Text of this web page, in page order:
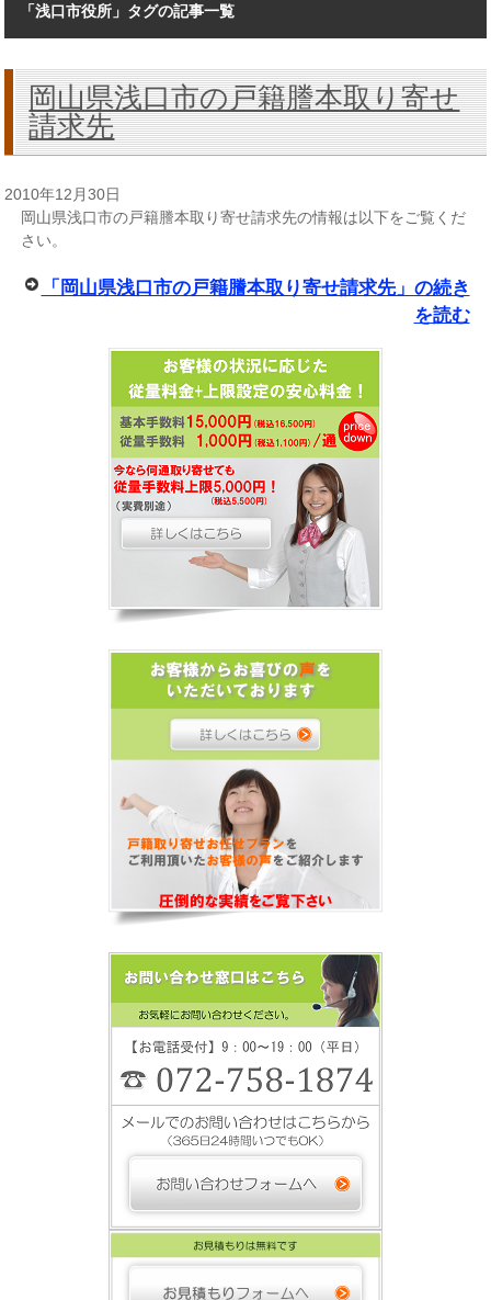
「浅口市役所」タグの記事一覧
岡山県浅口市の戸籍謄本取り寄せ
請求先
2010年12月30日
岡山県浅口市の戸籍謄本取り寄せ請求先の情報は以下をご覧くだ
さい。
「岡山県浅口市の戸籍謄本取り寄せ請求先」の続き
を読む